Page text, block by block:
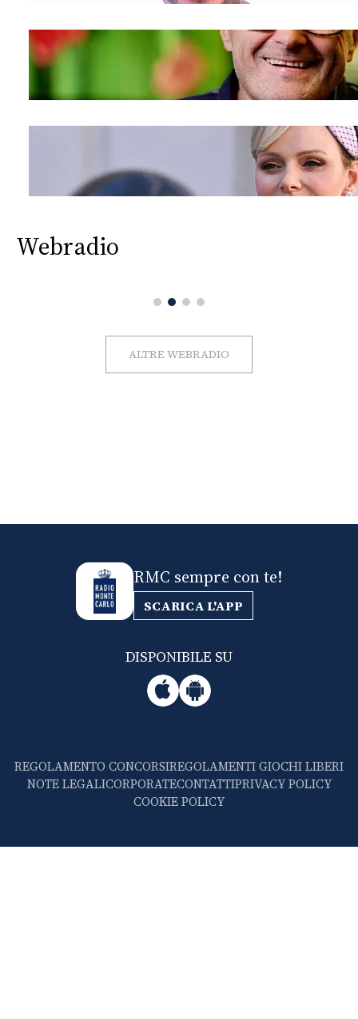
Webradio
ALTRE WEBRADIO
RMC sempre con te!
SCARICA L'APP
DISPONIBILE SU
REGOLAMENTO CONCORSIREGOLAMENTI GIOCHI LIBERI
NOTE LEGALICORPORATECONTATTIPRIVACY POLICY
COOKIE POLICY